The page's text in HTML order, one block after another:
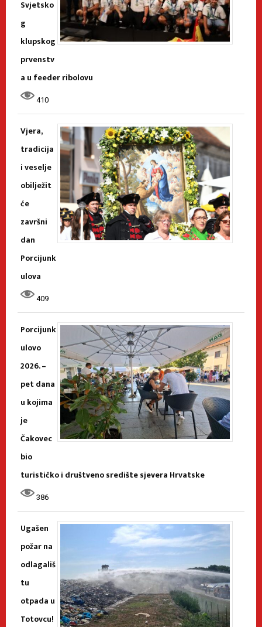
Svjetsko
g
klupskog
prvenstv
a u feeder ribolovu
410
Vjera,
tradicija
i veselje
obilježit
će
završni
dan
Porcijunk
ulova
409
Porcijunk
ulovo
2026. –
pet dana
u kojima
je
Čakovec
bio
turističko i društveno središte sjevera Hrvatske
386
Ugašen
požar na
odlagališ
tu
otpada u
Totovcu!